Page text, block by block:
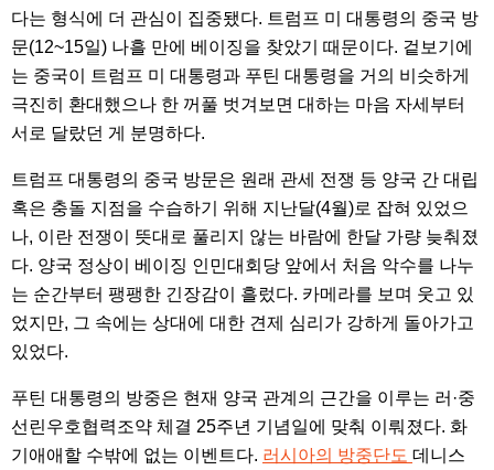
다는 형식에 더 관심이 집중됐다. 트럼프 미 대통령의 중국 방
문(12~15일) 나흘 만에 베이징을 찾았기 때문이다. 겉보기에
는 중국이 트럼프 미 대통령과 푸틴 대통령을 거의 비슷하게
극진히 환대했으나 한 꺼풀 벗겨보면 대하는 마음 자세부터
서로 달랐던 게 분명하다.
트럼프 대통령의 중국 방문은 원래 관세 전쟁 등 양국 간 대립
혹은 충돌 지점을 수습하기 위해 지난달(4월)로 잡혀 있었으
나, 이란 전쟁이 뜻대로 풀리지 않는 바람에 한달 가량 늦춰졌
다. 양국 정상이 베이징 인민대회당 앞에서 처음 악수를 나누
는 순간부터 팽팽한 긴장감이 흘렀다. 카메라를 보며 웃고 있
었지만, 그 속에는 상대에 대한 견제 심리가 강하게 돌아가고
있었다.
푸틴 대통령의 방중은 현재 양국 관계의 근간을 이루는 러·중
선린우호협력조약 체결 25주년 기념일에 맞춰 이뤄졌다. 화
기애애할 수밖에 없는 이벤트다. 러시아의 방중단도 데니스